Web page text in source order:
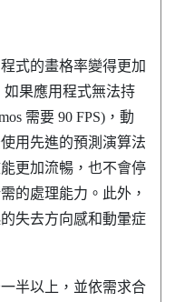
式的畫格率變得更加
果應用程式無法持
需要 90 FPS)，動
用先進的預測演算法
更加流暢，也不會停
的處理能力。此外，
失去方向感和動暈症
半以上，並依需求合